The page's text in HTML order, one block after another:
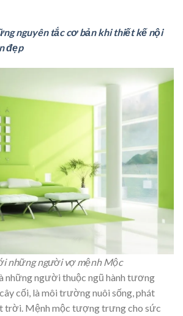
nguyên tắc cơ bản khi thiết kế nội
đẹp
những người vợ mệnh Mộc
những người thuộc ngũ hành tương
cối, là môi trường nuôi sống, phát
trời. Mệnh mộc tượng trưng cho sức